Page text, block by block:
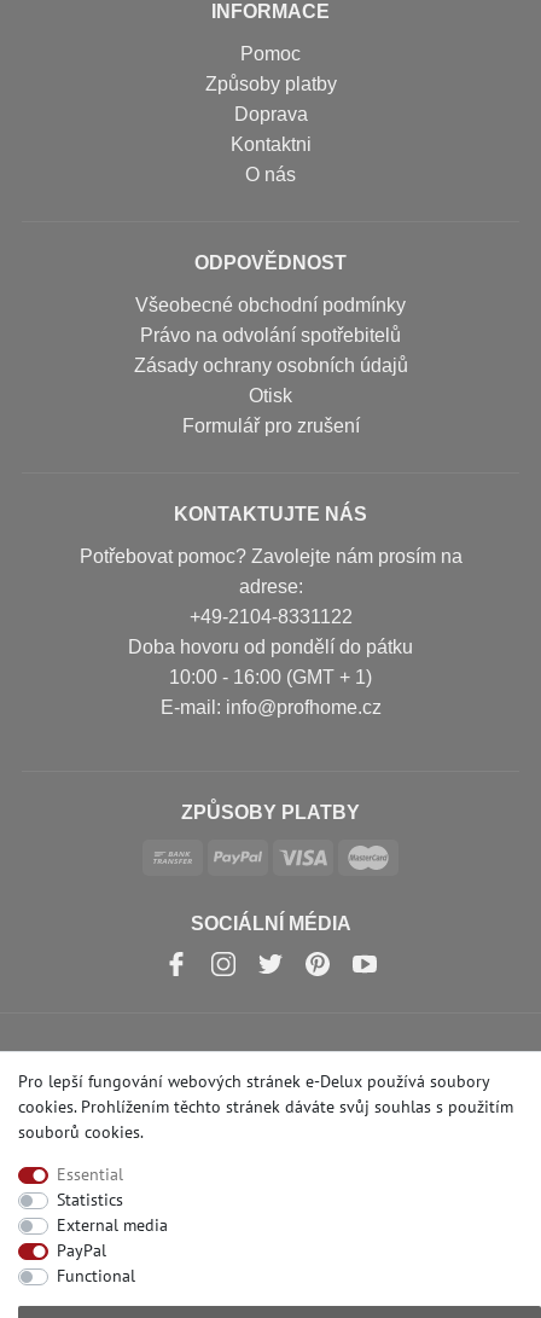
INFORMACE
Pomoc
Způsoby platby
Doprava
Kontaktni
O nás
ODPOVĚDNOST
Všeobecné obchodní podmínky
Právo na odvolání spotřebitelů
Zásady ochrany osobních údajů
Otisk
Formulář pro zrušení
KONTAKTUJTE NÁS
Potřebovat pomoc? Zavolejte nám prosím na
adrese:
+49-2104-8331122
Doba hovoru od pondělí do pátku
10:00 - 16:00 (GMT + 1)
Е-mail: info@profhome.cz
ZPŮSOBY PLATBY
SOCIÁLNÍ MÉDIA
Pro lepší fungování webových stránek e-Delux používá soubory
cookies. Prohlížením těchto stránek dáváte svůj souhlas s použitím
souborů cookies.
Essential
Statistics
External media
PayPal
Functional